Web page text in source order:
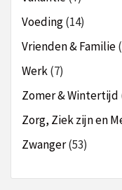
Voeding(14)
Vrienden & Familie
Werk(7)
Zomer & Wintertijd
Zorg, Ziek zijn en
Zwanger(53)